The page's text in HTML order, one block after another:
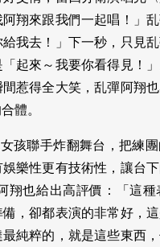
翔來跟我們一起唱！」
我去！」下一秒，只見
起來～我要你看得見！
惹得全大笑，乱彈阿翔
體。
孩聯手炸翻舞台，把練
樂性更有技術性，讓台
翔也給出高評價：「這
，卻都表演的非常好，
純粹的，就是這些東西，